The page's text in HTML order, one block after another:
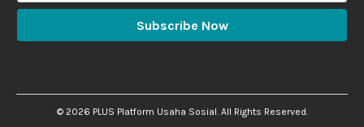
Subscribe Now
© 2026 PLUS Platform Usaha Sosial. All Rights Reserved.